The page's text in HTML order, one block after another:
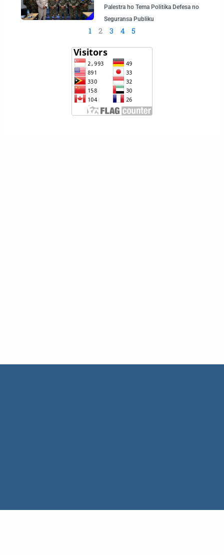
Palestra ho Tema Politika Defesa no
Seguransa Publiku
1 2 3 4 5